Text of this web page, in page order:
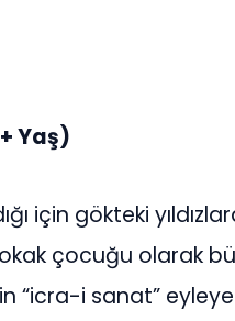
Yaş)
için gökteki
çocuğu olarak
“icra-i sanat”